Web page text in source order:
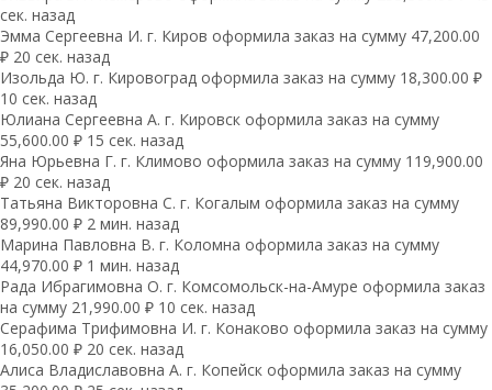
сек. назад
Эмма Сергеевна И. г. Киров оформила заказ на сумму 47,200.00
₽ 20 сек. назад
Изольда Ю. г. Кировоград оформила заказ на сумму 18,300.00 ₽
10 сек. назад
Юлиана Сергеевна А. г. Кировск оформила заказ на сумму
55,600.00 ₽ 15 сек. назад
Яна Юрьевна Г. г. Климово оформила заказ на сумму 119,900.00
₽ 20 сек. назад
Татьяна Викторовна С. г. Когалым оформила заказ на сумму
89,990.00 ₽ 2 мин. назад
Марина Павловна В. г. Коломна оформила заказ на сумму
44,970.00 ₽ 1 мин. назад
Рада Ибрагимовна О. г. Комсомольск-на-Амуре оформила заказ
на сумму 21,990.00 ₽ 10 сек. назад
Серафима Трифимовна И. г. Конаково оформила заказ на сумму
16,050.00 ₽ 20 сек. назад
Алиса Владиславовна А. г. Копейск оформила заказ на сумму